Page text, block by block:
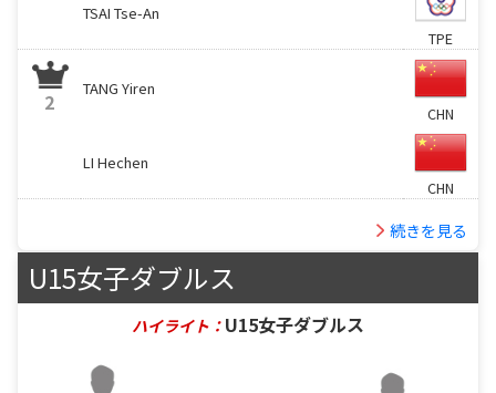
TSAI Tse-An
TPE
2
TANG Yiren
CHN
LI Hechen
CHN
続きを見る
U15女子ダブルス
ハイライト： U15女子ダブルス